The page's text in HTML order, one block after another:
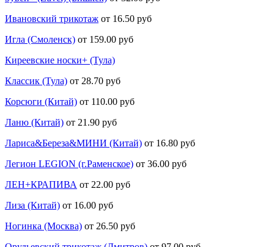
Ивановский трикотаж от 16.50 руб
Игла (Смоленск) от 159.00 руб
Киреевские носки+ (Тула)
Классик (Тула) от 28.70 руб
Корсюги (Китай) от 110.00 руб
Ланю (Китай) от 21.90 руб
Лариса&Береза&МИНИ (Китай) от 16.80 руб
Легион LEGION (г.Раменское) от 36.00 руб
ЛЕН+КРАПИВА от 22.00 руб
Лиза (Китай) от 16.00 руб
Ногинка (Москва) от 26.50 руб